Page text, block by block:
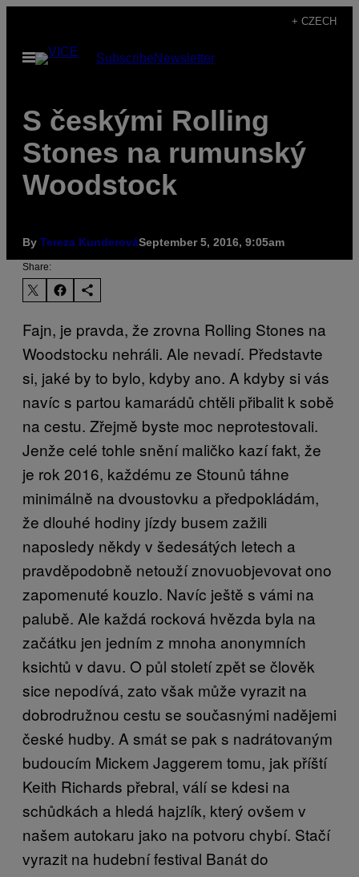
content
+ CZECH
Open
Menu
SubscribeNewsletter
S českými Rolling
Stones na rumunský
Woodstock
By Tereza KunderováSeptember 5, 2016, 9:05am
Share:
Fajn, je pravda, že zrovna Rolling Stones na
Woodstocku nehráli. Ale nevadí. Představte
si, jaké by to bylo, kdyby ano. A kdyby si vás
navíc s partou kamarádů chtěli přibalit k sobě
na cestu. Zřejmě byste moc neprotestovali.
Jenže celé tohle snění maličko kazí fakt, že
je rok 2016, každému ze Stounů táhne
minimálně na dvoustovku a předpokládám,
že dlouhé hodiny jízdy busem zažili
naposledy někdy v šedesátých letech a
pravděpodobně netouží znovuobjevovat ono
zapomenuté kouzlo. Navíc ještě s vámi na
palubě. Ale každá rocková hvězda byla na
začátku jen jedním z mnoha anonymních
ksichtů v davu. O půl století zpět se člověk
sice nepodívá, zato však může vyrazit na
dobrodružnou cestu se současnými nadějemi
české hudby. A smát se pak s nadrátovaným
budoucím Mickem Jaggerem tomu, jak příští
Keith Richards přebral, válí se kdesi na
schůdkách a hledá hajzlík, který ovšem v
našem autokaru jako na potvoru chybí. Stačí
vyrazit na hudební festival Banát do